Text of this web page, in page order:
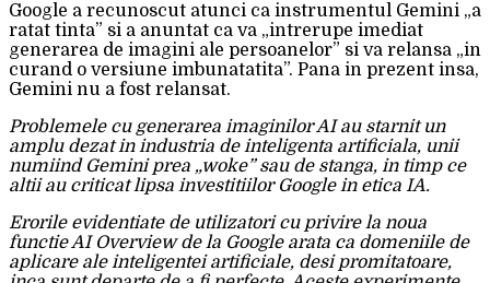
Google a recunoscut atunci ca instrumentul Gemini „a
ratat tinta” si a anuntat ca va „intrerupe imediat
generarea de imagini ale persoanelor” si va relansa „in
curand o versiune imbunatatita”. Pana in prezent insa,
Gemini nu a fost relansat.
Problemele cu generarea imaginilor AI au starnit un
amplu dezat in industria de inteligenta artificiala, unii
numiind Gemini prea „woke” sau de stanga, in timp ce
altii au criticat lipsa investitiilor Google in etica IA.
Erorile evidentiate de utilizatori cu privire la noua
functie AI Overview de la Google arata ca domeniile de
aplicare ale inteligentei artificiale, desi promitatoare,